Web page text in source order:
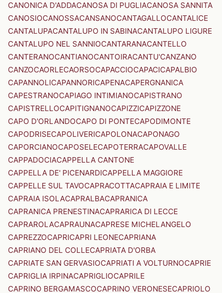
CANONICA D'ADDACANOSA DI PUGLIACANOSA SANNITA
CANOSIOCANOSSACANSANOCANTAGALLOCANTALICE
CANTALUPACANTALUPO IN SABINACANTALUPO LIGURE
CANTALUPO NEL SANNIOCANTARANACANTELLO
CANTERANOCANTIANOCANTOIRACANTU'CANZANO
CANZOCAORLECAORSOCAPACCIOCAPACICAPALBIO
CAPANNOLICAPANNORICAPENACAPERGNANICA
CAPESTRANOCAPIAGO INTIMIANOCAPISTRANO
CAPISTRELLOCAPITIGNANOCAPIZZICAPIZZONE
CAPO D'ORLANDOCAPO DI PONTECAPODIMONTE
CAPODRISECAPOLIVERICAPOLONACAPONAGO
CAPORCIANOCAPOSELECAPOTERRACAPOVALLE
CAPPADOCIACAPPELLA CANTONE
CAPPELLA DE' PICENARDICAPPELLA MAGGIORE
CAPPELLE SUL TAVOCAPRACOTTACAPRAIA E LIMITE
CAPRAIA ISOLACAPRALBACAPRANICA
CAPRANICA PRENESTINACAPRARICA DI LECCE
CAPRAROLACAPRAUNACAPRESE MICHELANGELO
CAPREZZOCAPRICAPRI LEONECAPRIANA
CAPRIANO DEL COLLECAPRIATA D'ORBA
CAPRIATE SAN GERVASIOCAPRIATI A VOLTURNOCAPRIE
CAPRIGLIA IRPINACAPRIGLIOCAPRILE
CAPRINO BERGAMASCOCAPRINO VERONESECAPRIOLO